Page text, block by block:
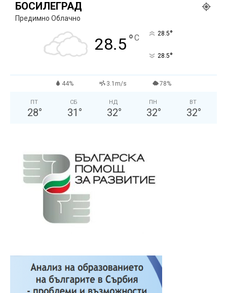
БОСИЛЕГРАД
Предимно Облачно
28.5°C 28.5°
28.5°
44% 3.1m/s 78%
ПТ
28°
СБ
31 °
НД
32°
ПН
32°
ВТ
32°